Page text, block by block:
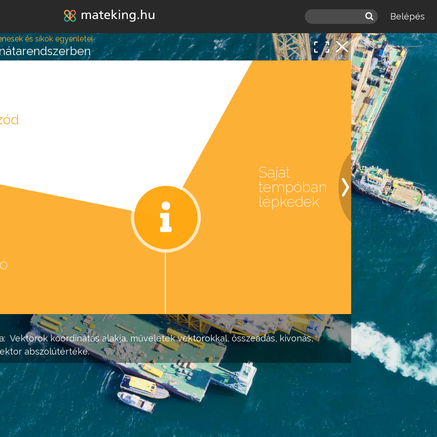
Jump to navigation
Belépés
Vektorokkoordinátás alakja, műveletek vektorokkal, összeadás, kivonás,
abszolútértéke.
és síkok egyenletei
Saját
tempóban
lépkedek